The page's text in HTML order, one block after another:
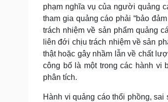
phạm nghĩa vụ của người quảng
tham gia quảng cáo phải “bảo
trách nhiệm về sản phẩm quảng
liên đới chịu trách nhiệm về sản
thật hoặc gây nhầm lẫn về chất
công bố là một trong các hành vi
phân tích.
Hành vi quảng cáo thổi phồng,